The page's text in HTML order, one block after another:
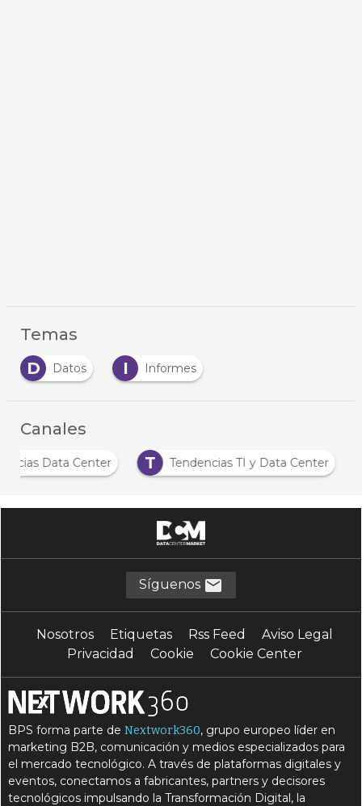
Temas
D
Datos I Informes
Canales
N
Noticias Data Center T Tendencias TI y Data
Síguenos
Nosotros Etiquetas Rss Feed
Aviso Legal
Privacidad
Cookie Cookie Center
BPS forma parte deNextwork360, grupo europeo líder en
marketing B2B, comunicación y medios especializados para
el mercado tecnológico. A través de plataformas digitales y
eventos, conectamos a fabricantes, partners y decisores
tecnológicos impulsando la Transformación Digital, la